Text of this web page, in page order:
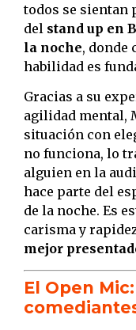
todos se sientan
del stand up en
la noche, donde
habilidad es
Gracias a su
agilidad mental,
situación con
no funciona, lo
alguien en la
hace parte del
de la noche. Es
carisma y
mejor
El Open